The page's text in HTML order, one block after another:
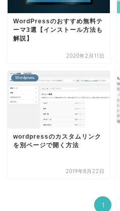
WordPressのおすすめ無料テ
ーマ3選【インストール方法も
解説】
2020年2月11日
Wordpress
wordpressのカスタムリンク
を別ページで開く方法
2019年8月22日
1